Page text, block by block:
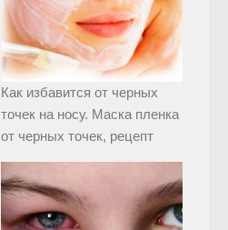
Как избавится от черных
точек на носу. Маска пленка
от черных точек, рецепт